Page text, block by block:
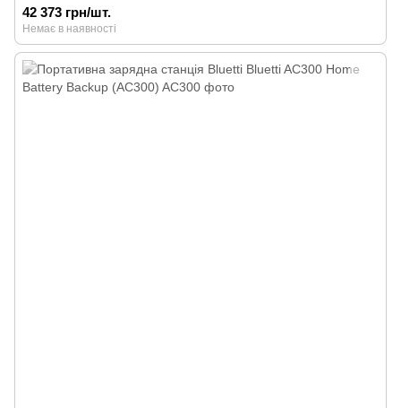
42 373 грн/шт.
Немає в наявності